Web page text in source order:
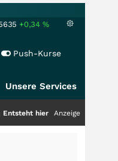
+0,34 %
Push-Kurse
Unsere Services
nächste Milliardenstory?
Anzeige